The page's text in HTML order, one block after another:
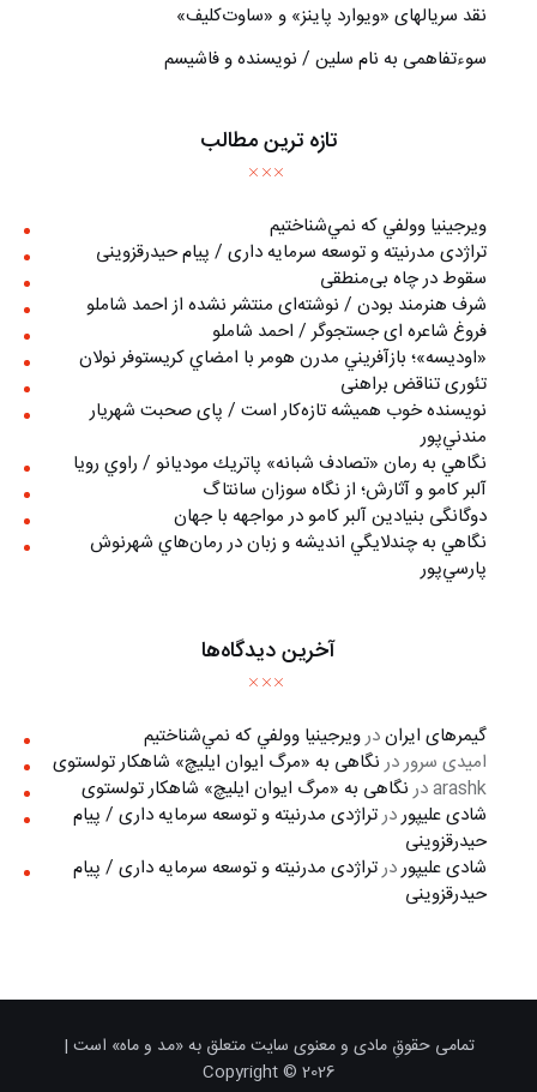
نقد سریالهای «ویوارد پاینز» و «ساوت‌کلیف»
سوءتفاهمی به نام سلین / نویسنده و فاشیسم
تازه ترین مطالب
ويرجينيا وولفي كه نمي‌شناختيم
تراژدی مدرنیته و توسعه سرمایه داری / پیام حیدرقزوینی
سقوط در چاه بی‌منطقی
شرف هنرمند بودن / نوشته‌ای منتشر نشده از احمد شاملو
فروغ شاعره ای جستجوگر / احمد شاملو
«اوديسه»؛ بازآفريني مدرن هومر با امضاي كريستوفر نولان
تئوری تناقض براهنی
نويسنده خوب هميشه تازه‌كار است / پای صحبت شهريار
مندني‌پور
نگاهي به رمان «تصادف شبانه» پاتريك موديانو / راوي رويا
آلبر کامو و آثارش؛ از نگاه سوزان سانتاگ
دوگانگی بنیادین آلبر کامو در مواجهه با جهان
نگاهي به چندلايگي انديشه و زبان در رمان‌هاي شهرنوش
پارسي‌پور
آخرین دیدگاه‌ها
گیمرهای ایراندرويرجينيا وولفي كه نمي‌شناختيم
امیدی سروردرنگاهی به «مرگ ايوان ايليچ» شاهکار تولستوی
arashkدرنگاهی به «مرگ ايوان ايليچ» شاهکار تولستوی
شادی علیپوردرتراژدی مدرنیته و توسعه سرمایه داری / پیام
حیدرقزوینی
شادی علیپوردرتراژدی مدرنیته و توسعه سرمایه داری / پیام
حیدرقزوینی
تمامی حقوقِ مادی و معنوی سایت متعلق به «مد و ماه» است |
Copyright © 2026